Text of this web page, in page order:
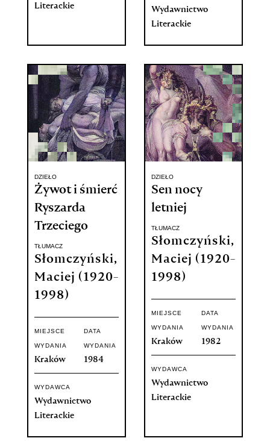
Literackie
Wydawnictwo
Literackie
DZIEŁO
Żywot i śmierć
Ryszarda
Trzeciego
TŁUMACZ
Słomczyński,
Maciej (1920-
1998)
MIEJSCE
WYDANIA
Kraków
DATA
WYDANIA
1984
WYDAWCA
Wydawnictwo
Literackie
DZIEŁO
Sen nocy
letniej
TŁUMACZ
Słomczyński,
Maciej (1920-
1998)
MIEJSCE
WYDANIA
Kraków
DATA
WYDANIA
1982
WYDAWCA
Wydawnictwo
Literackie